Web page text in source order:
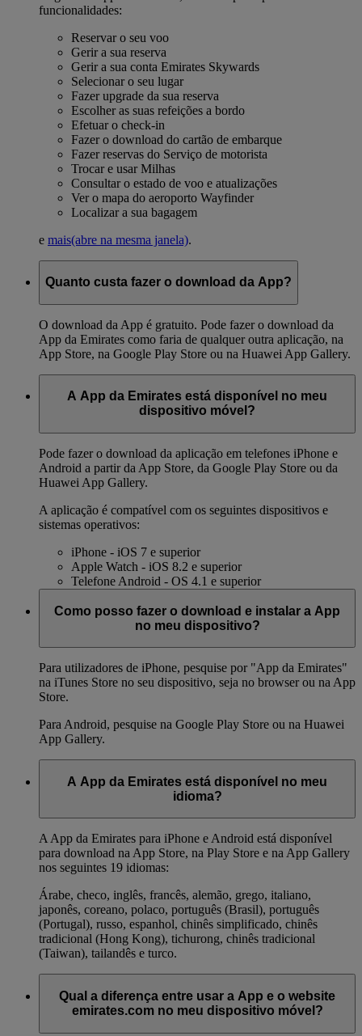
funcionalidades:
Reservar o seu voo
Gerir a sua reserva
Gerir a sua conta Emirates Skywards
Selecionar o seu lugar
Fazer upgrade da sua reserva
Escolher as suas refeições a bordo
Efetuar o check-in
Fazer o download do cartão de embarque
Fazer reservas do Serviço de motorista
Trocar e usar Milhas
Consultar o estado de voo e atualizações
Ver o mapa do aeroporto Wayfinder
Localizar a sua bagagem
e mais(abre na mesma janela).
Quanto custa fazer o download da App?
O download da App é gratuito. Pode fazer o download da
App da Emirates como faria de qualquer outra aplicação, na
App Store, na Google Play Store ou na Huawei App Gallery.
A App da Emirates está disponível no meu
dispositivo móvel?
Pode fazer o download da aplicação em telefones iPhone e
Android a partir da App Store, da Google Play Store ou da
Huawei App Gallery.
A aplicação é compatível com os seguintes dispositivos e
sistemas operativos:
iPhone - iOS 7 e superior
Apple Watch - iOS 8.2 e superior
Telefone Android - OS 4.1 e superior
Como posso fazer o download e instalar a App
no meu dispositivo?
Para utilizadores de iPhone, pesquise por "App da Emirates"
na iTunes Store no seu dispositivo, seja no browser ou na App
Store.
Para Android, pesquise na Google Play Store ou na Huawei
App Gallery.
A App da Emirates está disponível no meu
idioma?
A App da Emirates para iPhone e Android está disponível
para download na App Store, na Play Store e na App Gallery
nos seguintes 19 idiomas:
Árabe, checo, inglês, francês, alemão, grego, italiano,
japonês, coreano, polaco, português (Brasil), português
(Portugal), russo, espanhol, chinês simplificado, chinês
tradicional (Hong Kong), tichurong, chinês tradicional
(Taiwan), tailandês e turco.
Qual a diferença entre usar a App e o website
emirates.com no meu dispositivo móvel?